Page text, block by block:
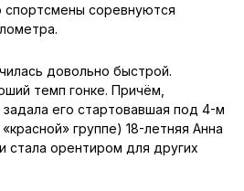
спортсмены соревнуются
довольно быстрой.
темп гонке. Причём,
его стартовавшая под 4-м
группе) 18-летняя Анна
стала орентиром для других